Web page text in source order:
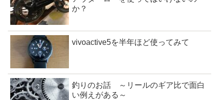
か？
vivoactive5を半年ほど使ってみて
釣りのお話 ～リールのギア比で面白
い例えがある～